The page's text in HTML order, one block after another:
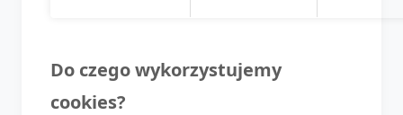
Do czego wykorzystujemy
cookies?